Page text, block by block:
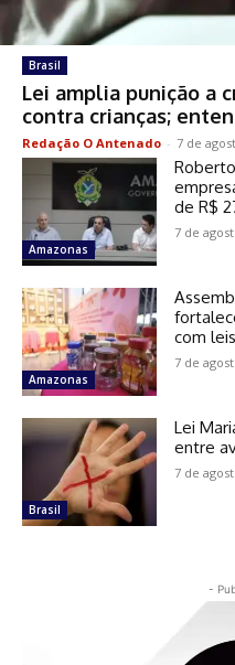
Brasil
Lei amplia punição a
contra crianças;
Redação O Antenado - 7 de
Amazonas
de R$
7 de
Amazonas
com
7 de
Brasil
Lei
entre
7 de
-